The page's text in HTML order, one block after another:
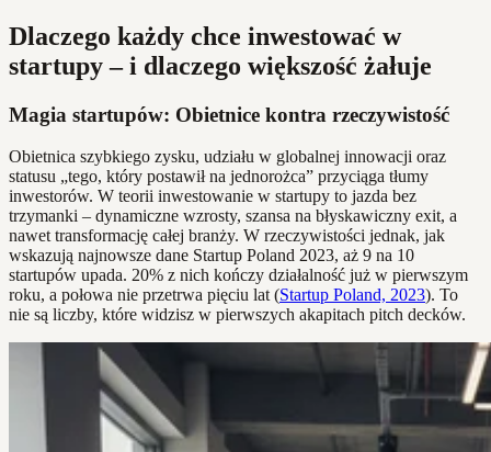
Dlaczego każdy chce inwestować w
startupy – i dlaczego większość żałuje
Magia startupów: Obietnice kontra rzeczywistość
Obietnica szybkiego zysku, udziału w globalnej innowacji oraz
statusu „tego, który postawił na jednorożca” przyciąga tłumy
inwestorów. W teorii inwestowanie w startupy to jazda bez
trzymanki – dynamiczne wzrosty, szansa na błyskawiczny exit, a
nawet transformację całej branży. W rzeczywistości jednak, jak
wskazują najnowsze dane Startup Poland 2023, aż 9 na 10
startupów upada. 20% z nich kończy działalność już w pierwszym
roku, a połowa nie przetrwa pięciu lat (Startup Poland, 2023). To
nie są liczby, które widzisz w pierwszych akapitach pitch decków.